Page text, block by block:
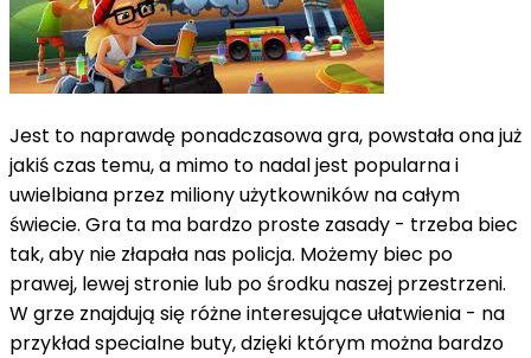
Jest to naprawdę ponadczasowa gra, powstała ona już
jakiś czas temu, a mimo to nadal jest popularna i
uwielbiana przez miliony użytkowników na całym
świecie. Gra ta ma bardzo proste zasady - trzeba biec
tak, aby nie złapała nas policja. Możemy biec po
prawej, lewej stronie lub po środku naszej przestrzeni.
W grze znajdują się różne interesujące ułatwienia - na
przykład specialne buty, dzięki którym można bardzo